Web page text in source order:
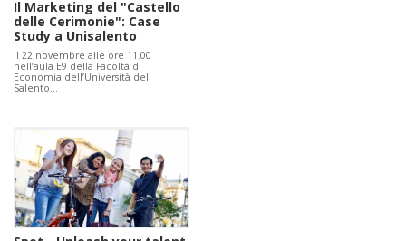
Il Marketing del "Castello
delle Cerimonie": Case
Study a Unisalento
Il 22 novembre alle ore 11.00
nell’aula E9 della Facoltà di
Economia dell’Università del
Salento…